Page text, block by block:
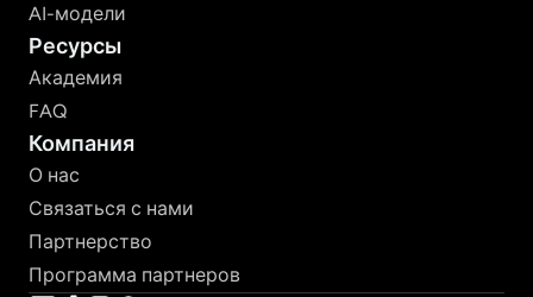
AI-модели
Ресурсы
Академия
FAQ
Компания
О нас
Связаться с нами
Партнерство
Программа партнеров